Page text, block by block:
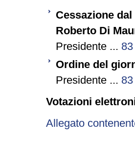
Cessazione
Roberto Di
Presidente ... 83
Ordine del
Presidente ... 83
Votazioni
Allegato